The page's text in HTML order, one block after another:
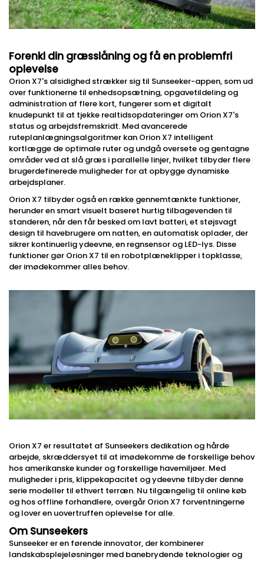
Forenkl din græsslåning og få en problemfri
oplevelse
Orion X7's alsidighed strækker sig til Sunseeker-appen, som ud
over funktionerne til enhedsopsætning, opgavetildeling og
administration af flere kort, fungerer som et digitalt
knudepunkt til at tjekke realtidsopdateringer om Orion X7's
status og arbejdsfremskridt. Med avancerede
ruteplanlægningsalgoritmer kan Orion X7 intelligent
kortlægge de optimale ruter og undgå oversete og gentagne
områder ved at slå græs i parallelle linjer, hvilket tilbyder flere
brugerdefinerede muligheder for at opbygge dynamiske
arbejdsplaner.
Orion X7 tilbyder også en række gennemtænkte funktioner,
herunder en smart visuelt baseret hurtig tilbagevenden til
standeren, når den får besked om lavt batteri, et støjsvagt
design til havebrugere om natten, en automatisk oplader, der
sikrer kontinuerlig ydeevne, en regnsensor og LED-lys. Disse
funktioner gør Orion X7 til en robotplæneklipper i topklasse,
der imødekommer alles behov.
Orion X7 er resultatet af Sunseekers dedikation og hårde
arbejde, skræddersyet til at imødekomme de forskellige behov
hos amerikanske kunder og forskellige havemiljøer. Med
muligheder i pris, klippekapacitet og ydeevne tilbyder denne
serie modeller til ethvert terræn. Nu tilgængelig til online køb
og hos offline forhandlere, overgår Orion X7 forventningerne
og lover en uovertruffen oplevelse for alle.
Om Sunseekers
Sunseeker er en førende innovator, der kombinerer
landskabsplejeløsninger med banebrydende teknologier og